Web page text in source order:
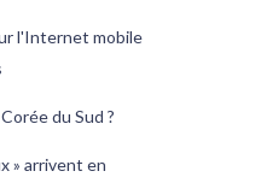
l'Internet mobile
du Sud ?
» arrivent en